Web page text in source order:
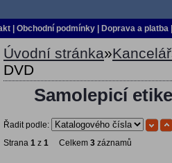
Obchodní podmínky Doprava a platba
Úvodní stránka»
DVD
Samolepicí
Řadit podle:
Strana 1 z 1 Celkem 3 záznamů